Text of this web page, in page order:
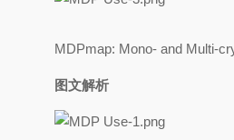
MDPmap: Mono- and Multi-
图文解析